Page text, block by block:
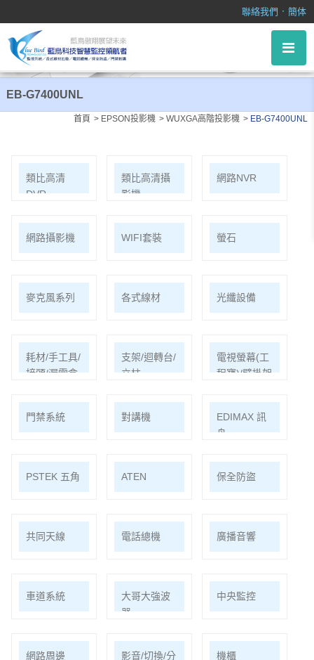
聯絡我們 ． 簡体
EB-G7400UNL
首頁 EPSON投影機 WUXGA高階投影機 EB-G7400UNL
類比高清
DVR
類比高清攝
影機
網路NVR
網路攝影機 WIFI套裝 螢石
麥克風系列 各式線材 光纖設備
耗材/手工具/
接頭/漏電盒
支架/迴轉台/
立柱
電視螢幕(工
程寶)/壁掛架
門禁系統 對講機
EDIMAX 訊
舟
PSTEK 五角 ATEN 保全防盜
共同天線 電話總機 廣播音響
車道系統
大哥大強波
器
中央監控
網路周邊
影音/切換/分
機櫃